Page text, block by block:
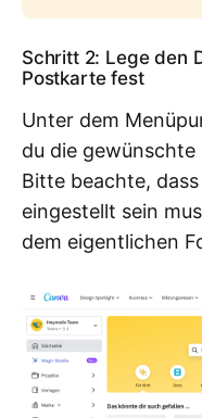
Schritt 2: Lege den
Postkarte fest
Unter dem
du die
Bitte beachte,
eingestellt sein
dem eigentlichen